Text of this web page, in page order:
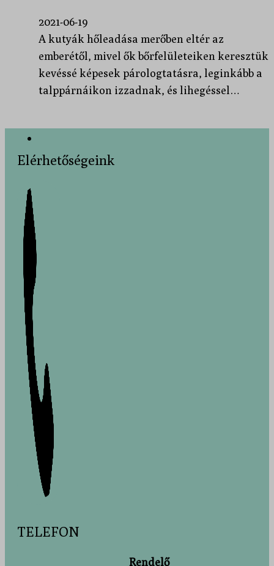
2021-06-19
A kutyák hőleadása merőben eltér az
emberétől, mivel ők bőrfelületeiken keresztük
kevéssé képesek párologtatásra, leginkább a
talppárnáikon izzadnak, és lihegéssel…
Elérhetőségeink
TELEFON
Rendelő